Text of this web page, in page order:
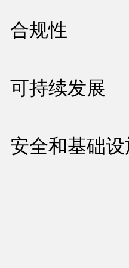
合规性
可持续发展
安全和基础